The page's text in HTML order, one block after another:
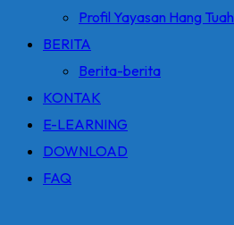
Profil Yayasan Hang Tuah
BERITA
Berita-berita
KONTAK
E-LEARNING
DOWNLOAD
FAQ